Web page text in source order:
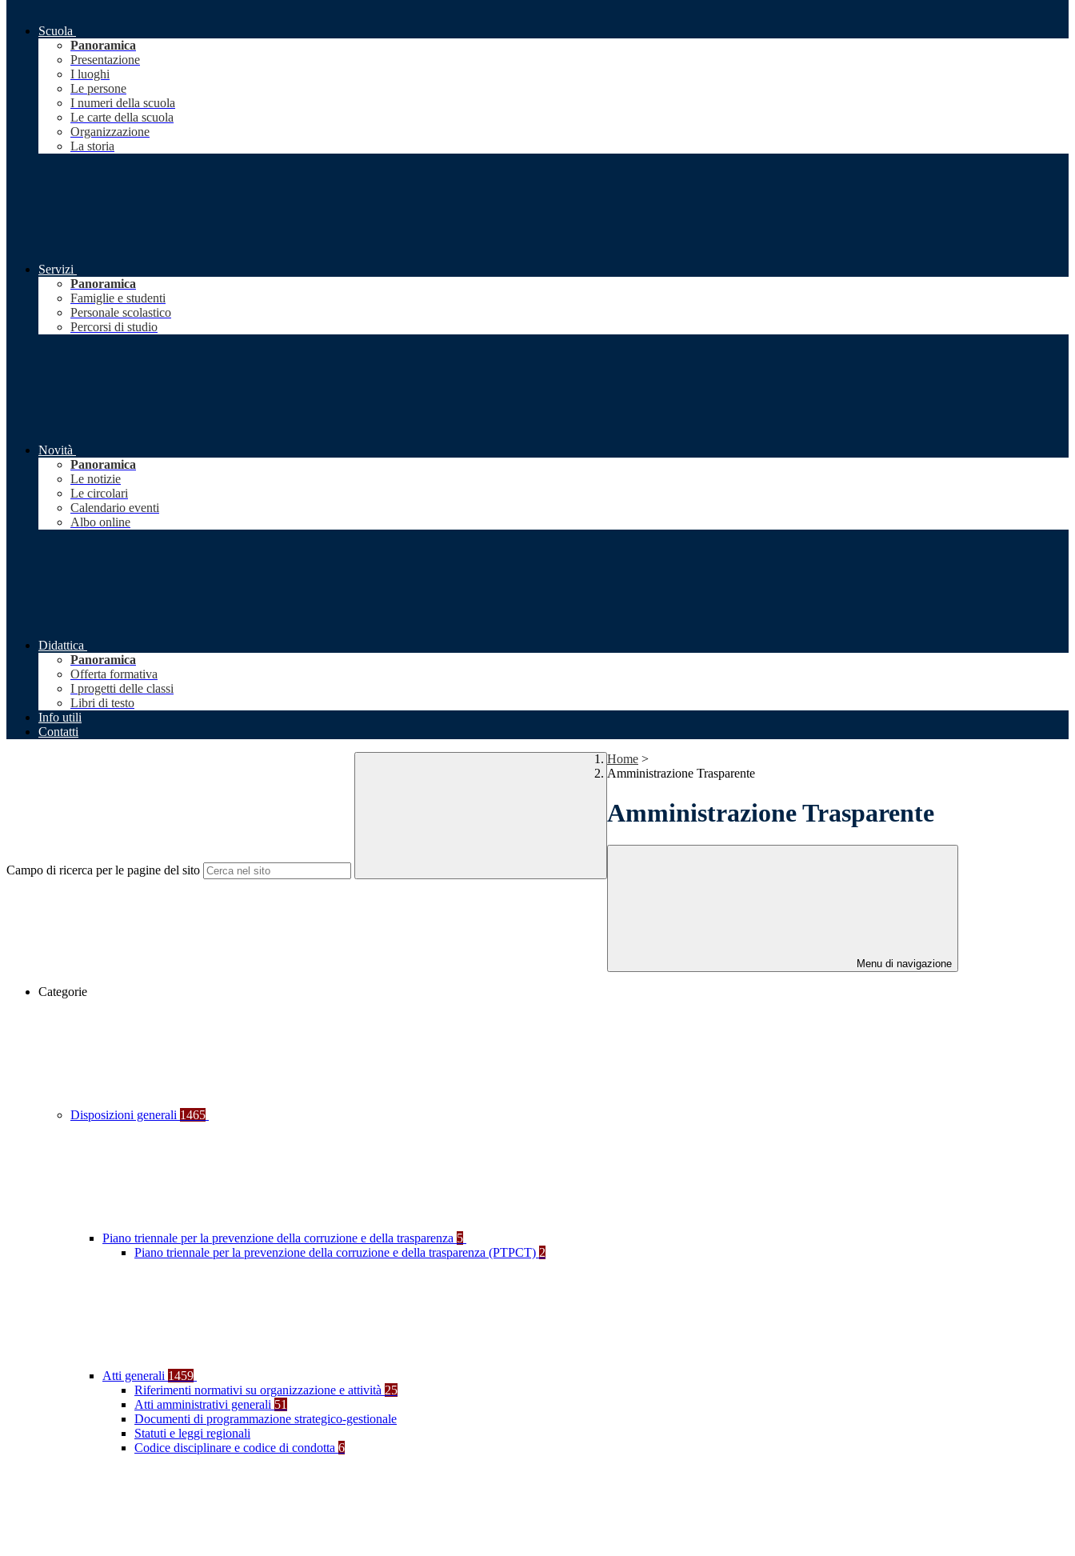
Scuola
Panoramica
Presentazione
I luoghi
Le persone
I numeri della scuola
Le carte della scuola
Organizzazione
La storia
Servizi
Panoramica
Famiglie e studenti
Personale scolastico
Percorsi di studio
Novità
Panoramica
Le notizie
Le circolari
Calendario eventi
Albo online
Didattica
Panoramica
Offerta formativa
I progetti delle classi
Libri di testo
Info utili
Contatti
Campo di ricerca per le pagine del sito
Home >
Amministrazione Trasparente
Amministrazione Trasparente
Menu di navigazione
Categorie
Disposizioni generali 1465
Piano triennale per la prevenzione della corruzione e della trasparenza 5
Piano triennale per la prevenzione della corruzione e della trasparenza (PTPCT) 2
Atti generali 1459
Riferimenti normativi su organizzazione e attività 25
Atti amministrativi generali 51
Documenti di programmazione strategico-gestionale
Statuti e leggi regionali
Codice disciplinare e codice di condotta 6